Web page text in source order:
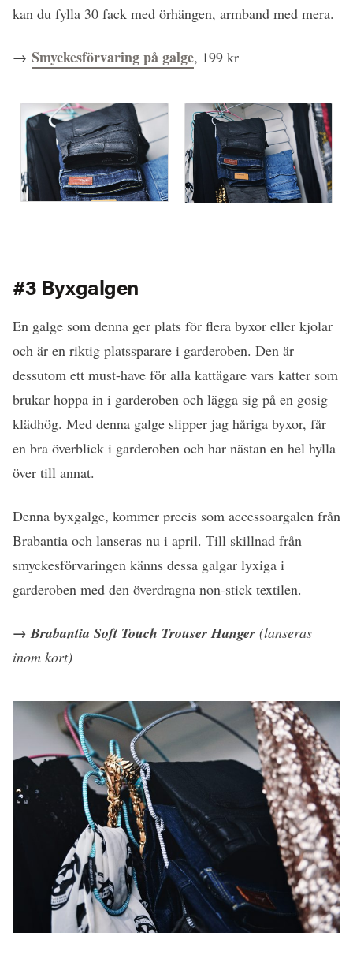
kan du fylla 30 fack med örhängen, armband med mera.
→ Smyckesförvaring på galge, 199 kr
#3 Byxgalgen
En galge som denna ger plats för flera byxor eller kjolar
och är en riktig platssparare i garderoben. Den är
dessutom ett must-have för alla kattägare vars katter som
brukar hoppa in i garderoben och lägga sig på en gosig
klädhög. Med denna galge slipper jag håriga byxor, får
en bra överblick i garderoben och har nästan en hel hylla
över till annat.
Denna byxgalge, kommer precis som accessoargalen från
Brabantia och lanseras nu i april. Till skillnad från
smyckesförvaringen känns dessa galgar lyxiga i
garderoben med den överdragna non-stick textilen.
→ Brabantia Soft Touch Trouser Hanger (lanseras
inom kort)